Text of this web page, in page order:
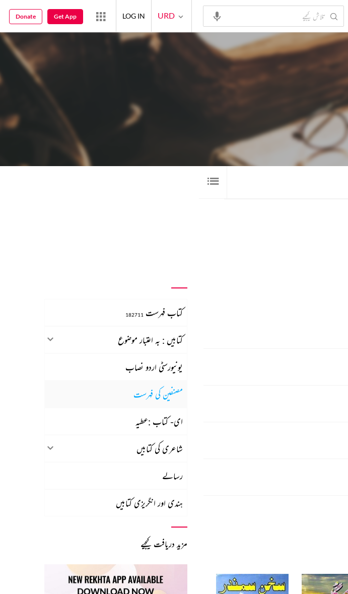
کتاب فہرست 182711
کتابیں : بہ اعتبار موضوع
یونیورسٹی اردو نصاب
مصنفین کی فہرست
ای- کتاب :عطیہ
شاعری کی کتابیں
رسالے
ہندی اور انگریزی کتابیں
مزید دریافت کیجیے
URD
LOG IN
Get App
Donate